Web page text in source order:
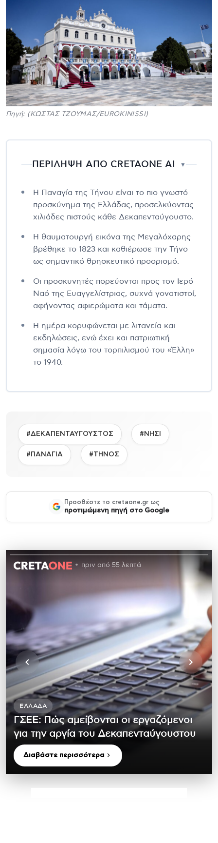
Πηγή: (ΚΩΣΤΑΣ ΤΖΟΥΜΑΣ/EUROKINISSI)
ΠΕΡΙΛΗΨΗ ΑΠΟ CRETAONE AI ▼
Η Παναγία της Τήνου είναι το πιο γνωστό
προσκύνημα της Ελλάδας, προσελκύοντας
χιλιάδες πιστούς κάθε Δεκαπενταύγουστο.
Η θαυματουργή εικόνα της Μεγαλόχαρης
βρέθηκε το 1823 και καθιέρωσε την Τήνο
ως σημαντικό θρησκευτικό προορισμό.
Οι προσκυνητές πορεύονται προς τον Ιερό
Ναό της Ευαγγελίστριας, συχνά γονατιστοί,
αφήνοντας αφιερώματα και τάματα.
Η ημέρα κορυφώνεται με λιτανεία και
εκδηλώσεις, ενώ έχει και πατριωτική
σημασία λόγω του τορπιλισμού του «Έλλη»
το 1940.
#ΔΕΚΑΠΕΝΤΑΥΓΟΥΣΤΟΣ #ΝΗΣΙ
#ΠΑΝΑΓΙΑ #ΤΗΝΟΣ
Προσθέστε το cretaone.gr ως
προτιμώμενη πηγή στο Google
πριν από 55 λεπτά
ΕΛΛΆΔΑ
ΓΣΕΕ: Πώς αμείβονται οι εργαζόμενοι
για την αργία του Δεκαπενταύγουστου
Διαβάστε περισσότερα